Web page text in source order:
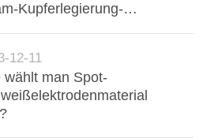
Kupferlegierung-
in
Länder
12-11
wählt man Spot-